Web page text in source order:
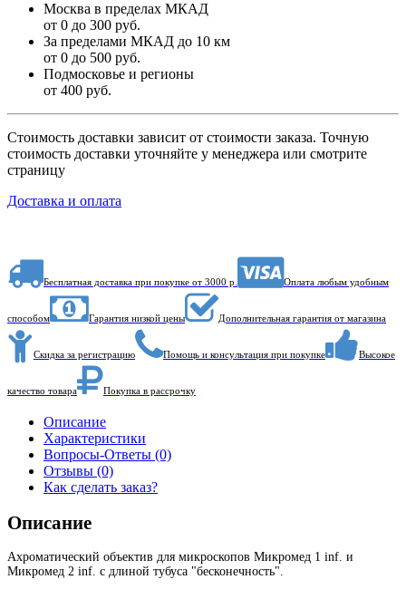
Москва в пределах МКАД
от 0 до 300 руб.
За пределами МКАД до 10 км
от 0 до 500 руб.
Подмосковье и регионы
от 400 руб.
Стоимость доставки зависит от стоимости заказа. Точную
стоимость доставки уточняйте у менеджера или смотрите
страницу
Доставка и оплата
Бесплатная доставка при покупке от 3000 р. Оплата любым удобным
способом Гарантия низкой цены Дополнительная гарантия от магазина
Скидка за регистрацию Помощь и консультация при покупке Высокое
качество товара Покупка в рассрочку
Описание
Характеристики
Вопросы-Ответы (0)
Отзывы (0)
Как сделать заказ?
Описание
Ахроматический объектив для микроскопов Микромед 1 inf. и
Микромед 2 inf. с длиной тубуса "бесконечность".